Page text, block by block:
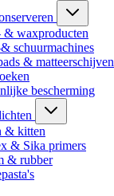
& waxproducten
schuurmachines
& matteerschijven
bescherming
& kitten
& Sika primers
& rubber